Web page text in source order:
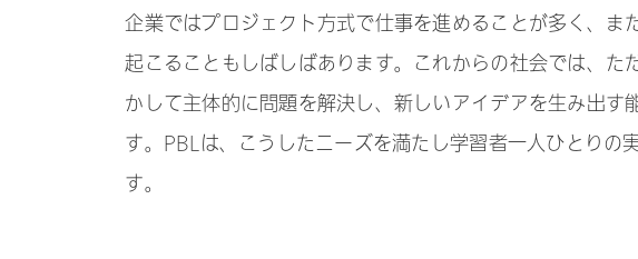
企業ではプロジェクト方式で仕事を進めることが多く、
起こることもしばしばあります。これからの社会では、
かして主体的に問題を解決し、新しいアイデアを生み出
す。PBLは、こうしたニーズを満たし学習者一人ひとりの
す。